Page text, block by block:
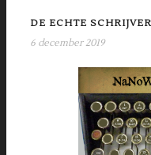
DE ECHTE SCHRIJVER
6 december 2019